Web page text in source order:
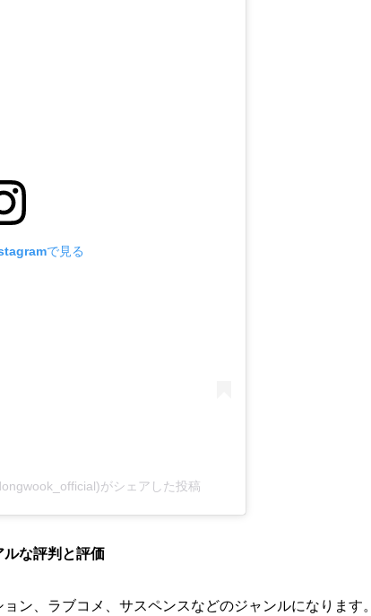
で見る
がシェアした投稿
ルな評判と評価
ン、ラブコメ、サスペンスなどのジャンルになります。